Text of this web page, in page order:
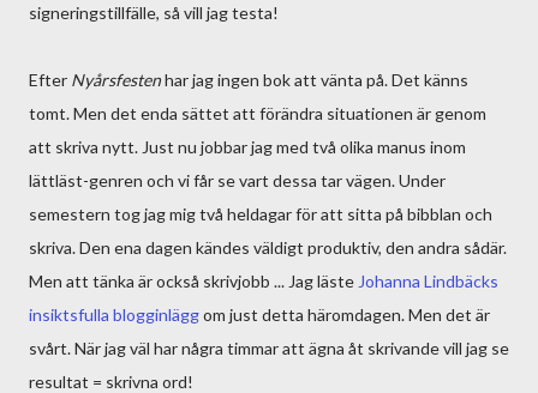
signeringstillfälle, så vill jag testa!
Efter Nyårsfestenhar jag ingen bok att vänta på. Det känns
tomt. Men det enda sättet att förändra situationen är genom
att skriva nytt. Just nu jobbar jag med två olika manus inom
lättläst-genren och vi får se vart dessa tar vägen. Under
semestern tog jag mig två heldagar för att sitta på bibblan och
skriva. Den ena dagen kändes väldigt produktiv, den andra sådär.
Men att tänka är också skrivjobb ... Jag läste Johanna Lindbäcks
insiktsfulla blogginläggom just detta häromdagen. Men det är
svårt. När jag väl har några timmar att ägna åt skrivande vill jag se
resultat = skrivna ord!